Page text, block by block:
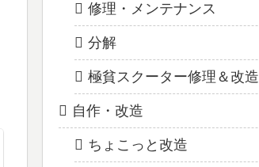
修理・メンテナンス
分解
極貧スクーター修理＆改造
自作・改造
ちょこっと改造